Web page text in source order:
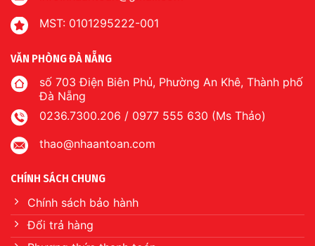
MST: 0101295222-001
VĂN PHÒNG ĐÀ NẴNG
số 703 Điện Biên Phủ, Phường An Khê, Thành phố
Đà Nẵng
0236.7300.206 / 0977 555 630 (Ms Thảo)
thao@nhaantoan.com
CHÍNH SÁCH CHUNG
Chính sách bảo hành
Đổi trả hàng